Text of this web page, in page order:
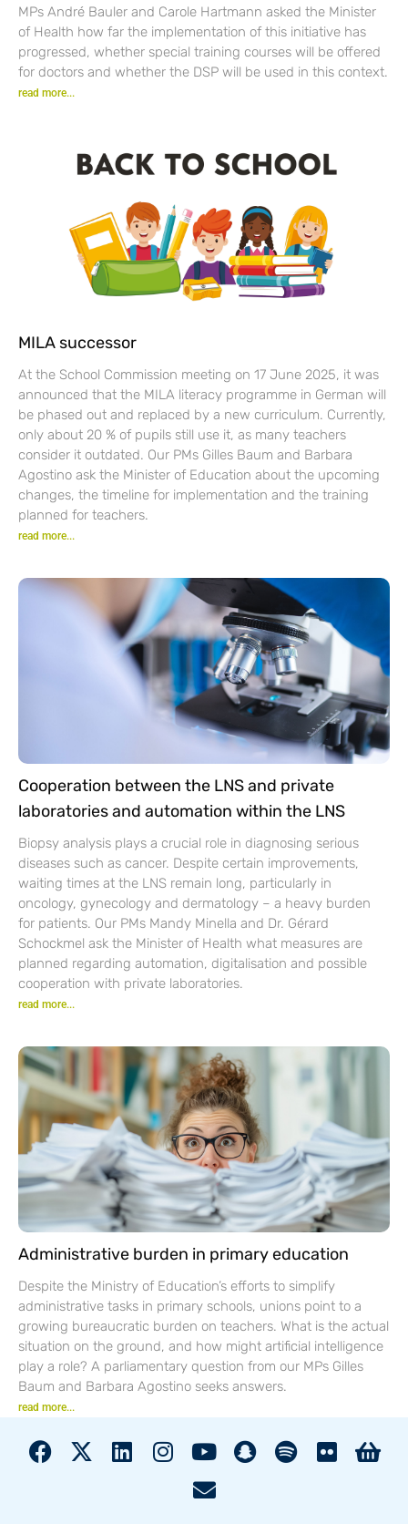
MPs André Bauler and Carole Hartmann asked the Minister
of Health how far the implementation of this initiative has
progressed, whether special training courses will be offered
for doctors and whether the DSP will be used in this context.
read more...
MILA successor
At the School Commission meeting on 17 June 2025, it was
announced that the MILA literacy programme in German will
be phased out and replaced by a new curriculum. Currently,
only about 20 % of pupils still use it, as many teachers
consider it outdated. Our PMs Gilles Baum and Barbara
Agostino ask the Minister of Education about the upcoming
changes, the timeline for implementation and the training
planned for teachers.
read more...
Cooperation between the LNS and private
laboratories and automation within the LNS
Biopsy analysis plays a crucial role in diagnosing serious
diseases such as cancer. Despite certain improvements,
waiting times at the LNS remain long, particularly in
oncology, gynecology and dermatology – a heavy burden
for patients. Our PMs Mandy Minella and Dr. Gérard
Schockmel ask the Minister of Health what measures are
planned regarding automation, digitalisation and possible
cooperation with private laboratories.
read more...
Administrative burden in primary education
Despite the Ministry of Education’s efforts to simplify
administrative tasks in primary schools, unions point to a
growing bureaucratic burden on teachers. What is the actual
situation on the ground, and how might artificial intelligence
play a role? A parliamentary question from our MPs Gilles
Baum and Barbara Agostino seeks answers.
read more...